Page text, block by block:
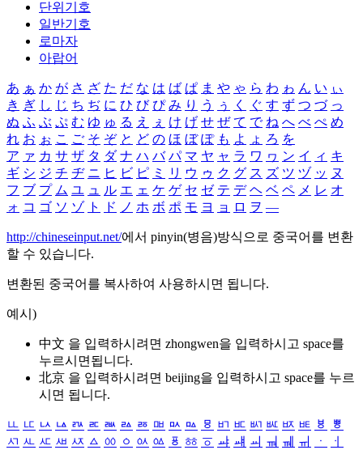
단위기호
일반기호
로마자
아랍어
あ ぁ か が さ ざ た だ な は ば ぱ ま や ゃ ら わ ゎ ん い ぃ
き ぎ し じ ち ぢ に ひ び ぴ み り う ぅ く ぐ す ず つ づ っ
ぬ ふ ぶ ぷ む ゆ ゅ る え ぇ け げ せ ぜ て で ね へ べ ぺ め
れ お ぉ こ ご そ ぞ と ど の ほ ぼ ぽ も よ ょ ろ を
ア ァ カ サ ザ タ ダ ナ ハ バ パ マ ヤ ャ ラ ワ ヮ ン イ ィ キ
ギ シ ジ チ ヂ ニ ヒ ビ ピ ミ リ ウ ゥ ク グ ス ズ ツ ヅ ッ ヌ
フ ブ プ ム ユ ュ ル エ ェ ケ ゲ セ ゼ テ デ ヘ ベ ペ メ レ オ
ォ コ ゴ ソ ゾ ト ド ノ ホ ボ ポ モ ヨ ョ ロ ヲ ―
http://chineseinput.net/에서 pinyin(병음)방식으로 중국어를 변환
할 수 있습니다.
변환된 중국어를 복사하여 사용하시면 됩니다.
예시)
中文 을 입력하시려면 zhongwen을 입력하시고 space를
누르시면됩니다.
北京 을 입력하시려면 beijing을 입력하시고 space를 누르
시면 됩니다.
ㅥ ㅦ ㅧ ㅨ ㅩ ㅪ ㅫ ㅬ ㅭ ㅮ ㅯ ㅰ ㅱ ㅲ ㅳ ㅴ ㅵ ㅶ ㅷ ㅸ
ㅹ
ㅺ ㅻ ㅼ ㅽ ㅾ ㅿ ㆀ ㆁ ㆂ ㆃ ㆄ ㆅ ㆆ ㆇ ㆈ ㆉ ㆊ ㆋ ㆌ ㆍ
ㆎ